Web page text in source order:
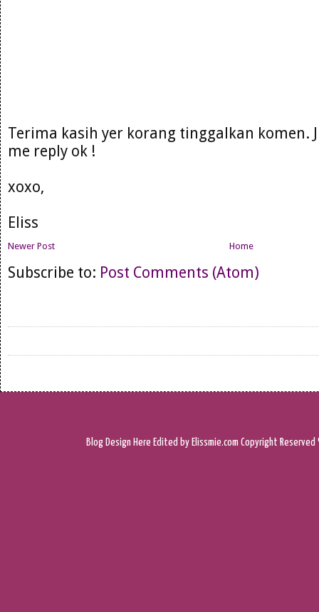
Terima kasih yer korang tinggalkan komen.
me reply ok !
xoxo,
Eliss
Newer Post Home
Subscribe to: Post Comments (Atom)
Blog Design Here Edited by Elissmie.com Copyright Reserved